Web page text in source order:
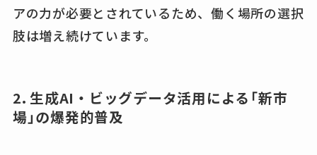
アの力が必要とされているため、働く場所の選択
肢は増え続けています。
2. 生成AI・ビッグデータ活用による「新市
場」の爆発的普及